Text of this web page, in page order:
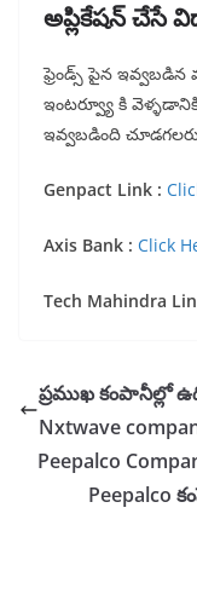
అప్లికేషన్ చేసే
ఫ్రెండ్స్ పైన
ఇంటర్వ్యూ కి
ఇవ్వబడింది
Genpact Link :
Axis Bank : Click
Tech Mahindra
ప్రముఖ కంపానీల్లో
Nxtwave
Peepalco
Peepalco